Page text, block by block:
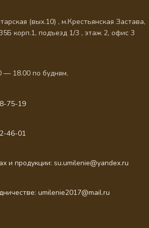
(вых.10) , м.Крестьянская Застава,
корп.1, подъезд 1/3 , этаж 2, офис 3
18.00 по будням.
75-19
46-01
и продукции: su.umilenie@yandex.ru
umilenie2017@mail.ru